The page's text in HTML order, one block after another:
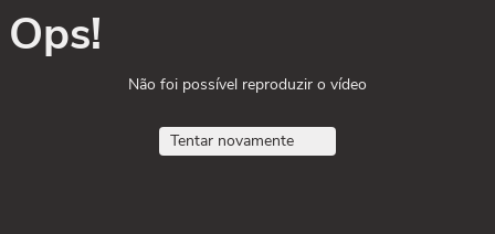
Ops!
Não foi possível reproduzir o vídeo
Tentar novamente